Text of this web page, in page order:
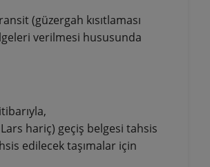
(güzergah kısıtlaması
verilmesi hususunda
hariç) geçiş belgesi tahsis
edilecek taşımalar için